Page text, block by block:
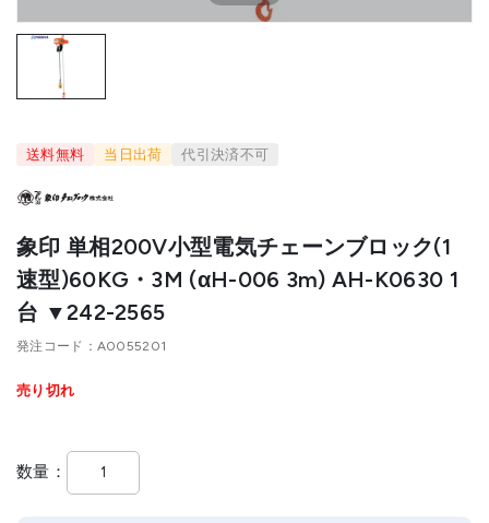
送料無料 当日出荷 代引決済不可
象印 単相200V小型電気チェーンブロック(1
速型)60KG・3M (αH-006 3m) AH-K0630 1
台 ▼242-2565
発注コード A0055201
売り切れ
数量